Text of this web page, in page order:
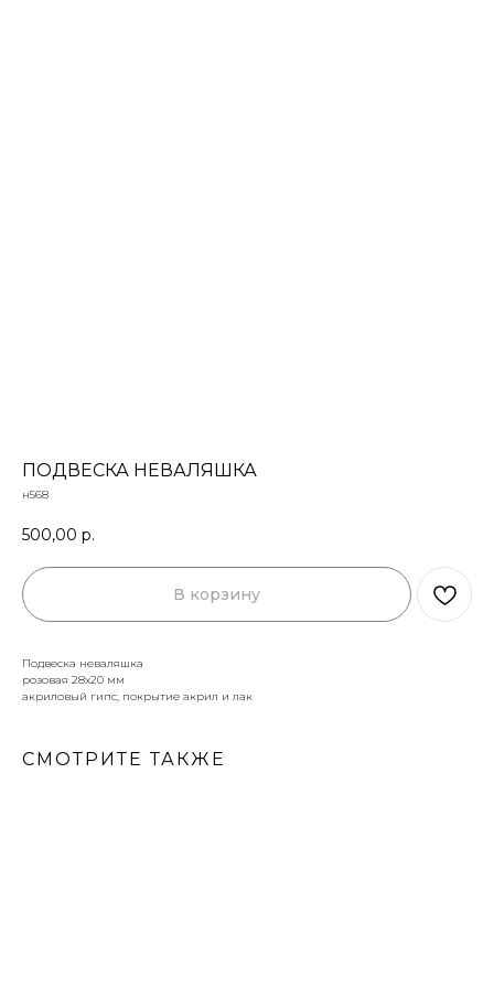
ПОДВЕСКА НЕВАЛЯШКА
н568
500,00 р.
В корзину
Подвеска неваляшка
розовая 28х20 мм
акриловый гипс, покрытие акрил и лак
СМОТРИТЕ ТАКЖЕ